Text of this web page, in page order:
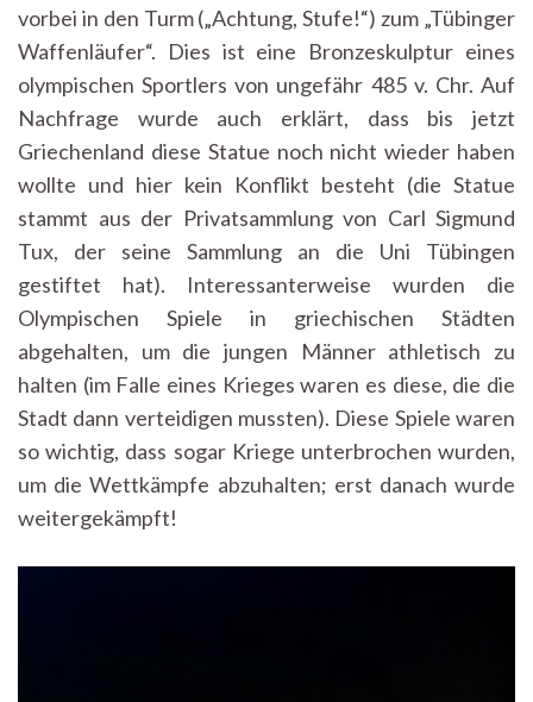
vorbei in den Turm („Achtung, Stufe!“) zum „Tübinger
Waffenläufer“. Dies ist eine Bronzeskulptur eines
olympischen Sportlers von ungefähr 485 v. Chr. Auf
Nachfrage wurde auch erklärt, dass bis jetzt
Griechenland diese Statue noch nicht wieder haben
wollte und hier kein Konflikt besteht (die Statue
stammt aus der Privatsammlung von Carl Sigmund
Tux, der seine Sammlung an die Uni Tübingen
gestiftet hat). Interessanterweise wurden die
Olympischen Spiele in griechischen Städten
abgehalten, um die jungen Männer athletisch zu
halten (im Falle eines Krieges waren es diese, die die
Stadt dann verteidigen mussten). Diese Spiele waren
so wichtig, dass sogar Kriege unterbrochen wurden,
um die Wettkämpfe abzuhalten; erst danach wurde
weitergekämpft!